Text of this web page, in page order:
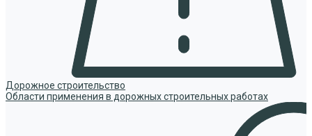
Дорожное строительство
Области применения в дорожных строительных работах